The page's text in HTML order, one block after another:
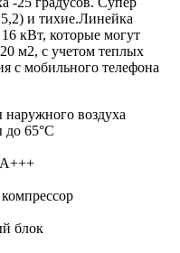
и тихие.Линейка
кВт, которые могут
м2, с учетом теплых
с мобильного телефона
наружного воздуха
до 65°C
А+++
блок